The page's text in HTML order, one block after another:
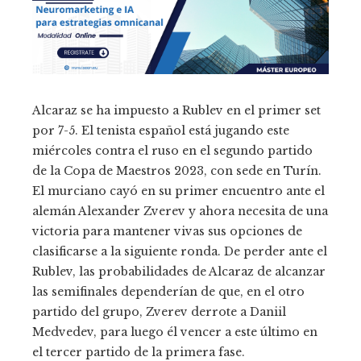
Alcaraz se ha impuesto a Rublev en el primer set
por 7-5. El tenista español está jugando este
miércoles contra el ruso en el segundo partido
de la Copa de Maestros 2023, con sede en Turín.
El murciano cayó en su primer encuentro ante el
alemán Alexander Zverev y ahora necesita de una
victoria para mantener vivas sus opciones de
clasificarse a la siguiente ronda. De perder ante el
Rublev, las probabilidades de Alcaraz de alcanzar
las semifinales dependerían de que, en el otro
partido del grupo, Zverev derrote a Daniil
Medvedev, para luego él vencer a este último en
el tercer partido de la primera fase.